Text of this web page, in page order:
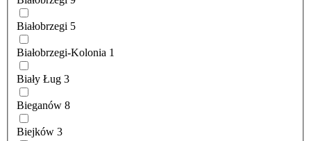
Białobrzegi 5
Białobrzegi-Kolonia 1
Biały Ług 3
Bieganów 8
Biejków 3